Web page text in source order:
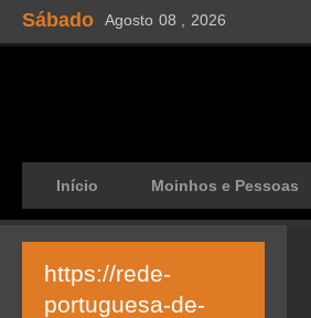
Sábado Agosto 08 , 2026
Início Moinhos e Pessoas
https://rede-
portuguesa-de-